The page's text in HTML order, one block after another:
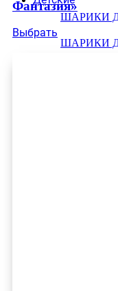
ШАРИКИ
ШАРИКИ
Фантазия»
Выбрать